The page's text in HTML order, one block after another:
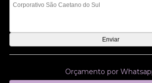
Orçamento por